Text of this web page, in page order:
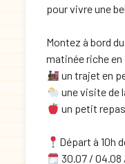
pour vivre une
Montez à bord
matinée riche
un trajet en
une visite de
un petit
Départ à 10h
30.07 / 04.08